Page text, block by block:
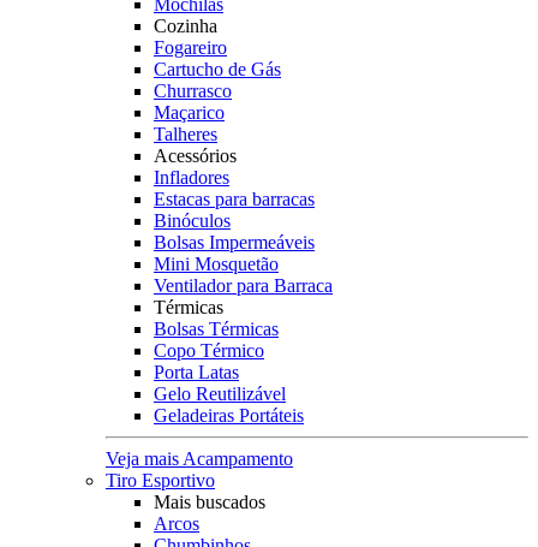
Mochilas
Cozinha
Fogareiro
Cartucho de Gás
Churrasco
Maçarico
Talheres
Acessórios
Infladores
Estacas para barracas
Binóculos
Bolsas Impermeáveis
Mini Mosquetão
Ventilador para Barraca
Térmicas
Bolsas Térmicas
Copo Térmico
Porta Latas
Gelo Reutilizável
Geladeiras Portáteis
Veja mais Acampamento
Tiro Esportivo
Mais buscados
Arcos